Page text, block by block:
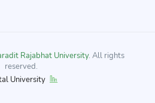
Rajabhat University. All rights
reserved.
University